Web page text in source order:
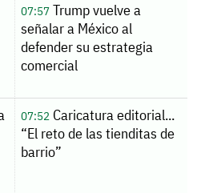
07:57Trump vuelve a
señalar a México al
defender su estrategia
comercial
07:52Caricatura editorial...
“El reto de las tienditas de
barrio”